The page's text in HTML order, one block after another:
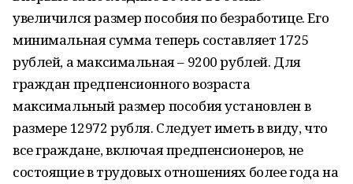
увеличился размер пособия по безработице. Его
минимальная сумма теперь составляет 1725
рублей, а максимальная – 9200 рублей. Для
граждан предпенсионного возраста
максимальный размер пособия установлен в
размере 12972 рубля. Следует иметь в виду, что
все граждане, включая предпенсионеров, не
состоящие в трудовых отношениях более года на